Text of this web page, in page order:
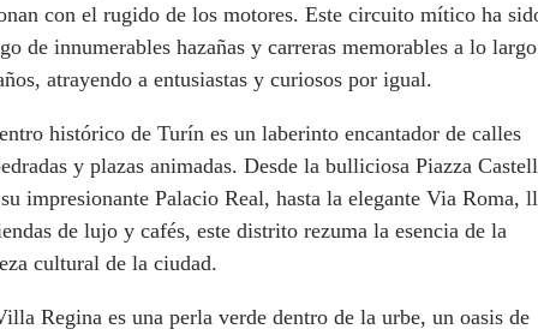
con el rugido de los motores. Este circuito mítico ha
de innumerables hazañas y carreras memorables a lo
atrayendo a entusiastas y curiosos por igual.
histórico de Turín es un laberinto encantador de calles
y plazas animadas. Desde la bulliciosa Piazza
impresionante Palacio Real, hasta la elegante Via Roma,
de lujo y cafés, este distrito rezuma la esencia de la
cultural de la ciudad.
Regina es una perla verde dentro de la urbe, un oasis de